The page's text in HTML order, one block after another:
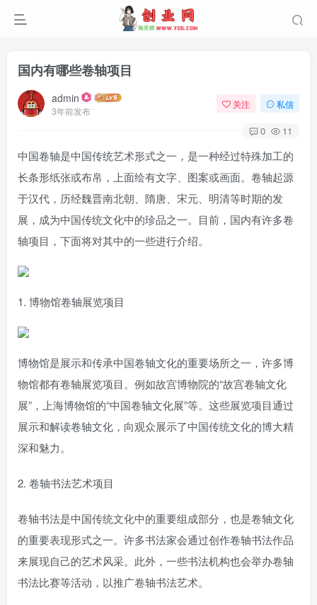
国内有哪些卷轴项目
admin
3年前发布
关注 私信
0 11
中国卷轴是中国传统艺术形式之一，是一种经过特殊加工的
长条形纸张或布帛，上面绘有文字、图案或画面。卷轴起源
于汉代，历经魏晋南北朝、隋唐、宋元、明清等时期的发
展，成为中国传统文化中的珍品之一。目前，国内有许多卷
轴项目，下面将对其中的一些进行介绍。
1. 博物馆卷轴展览项目
博物馆是展示和传承中国卷轴文化的重要场所之一，许多博
物馆都有卷轴展览项目。例如故宫博物院的“故宫卷轴文化
展”，上海博物馆的“中国卷轴文化展”等。这些展览项目通过
展示和解读卷轴文化，向观众展示了中国传统文化的博大精
深和魅力。
2. 卷轴书法艺术项目
卷轴书法是中国传统文化中的重要组成部分，也是卷轴文化
的重要表现形式之一。许多书法家会通过创作卷轴书法作品
来展现自己的艺术风采。此外，一些书法机构也会举办卷轴
书法比赛等活动，以推广卷轴书法艺术。